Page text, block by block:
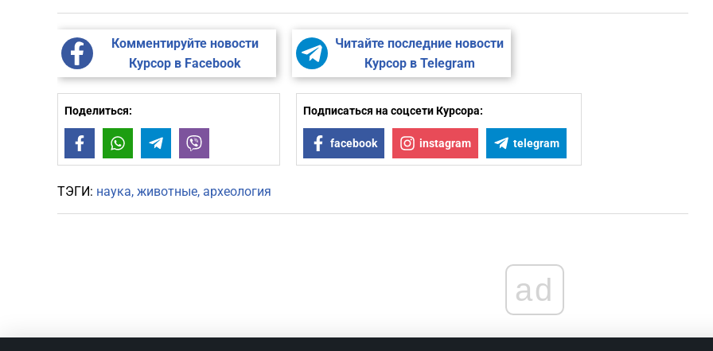
Комментируйте новости
Курсор в Facebook
Читайте последние новости
Курсор в Telegram
Поделиться:
FacebookWhatsAppTelegram
Подписаться на соцсети Курсора:
facebook instagram telegram
ТЭГИ: наука животные археология
ad